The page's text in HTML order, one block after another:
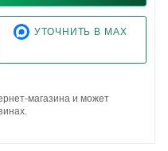
УТОЧНИТЬ В MAX
магазина и может